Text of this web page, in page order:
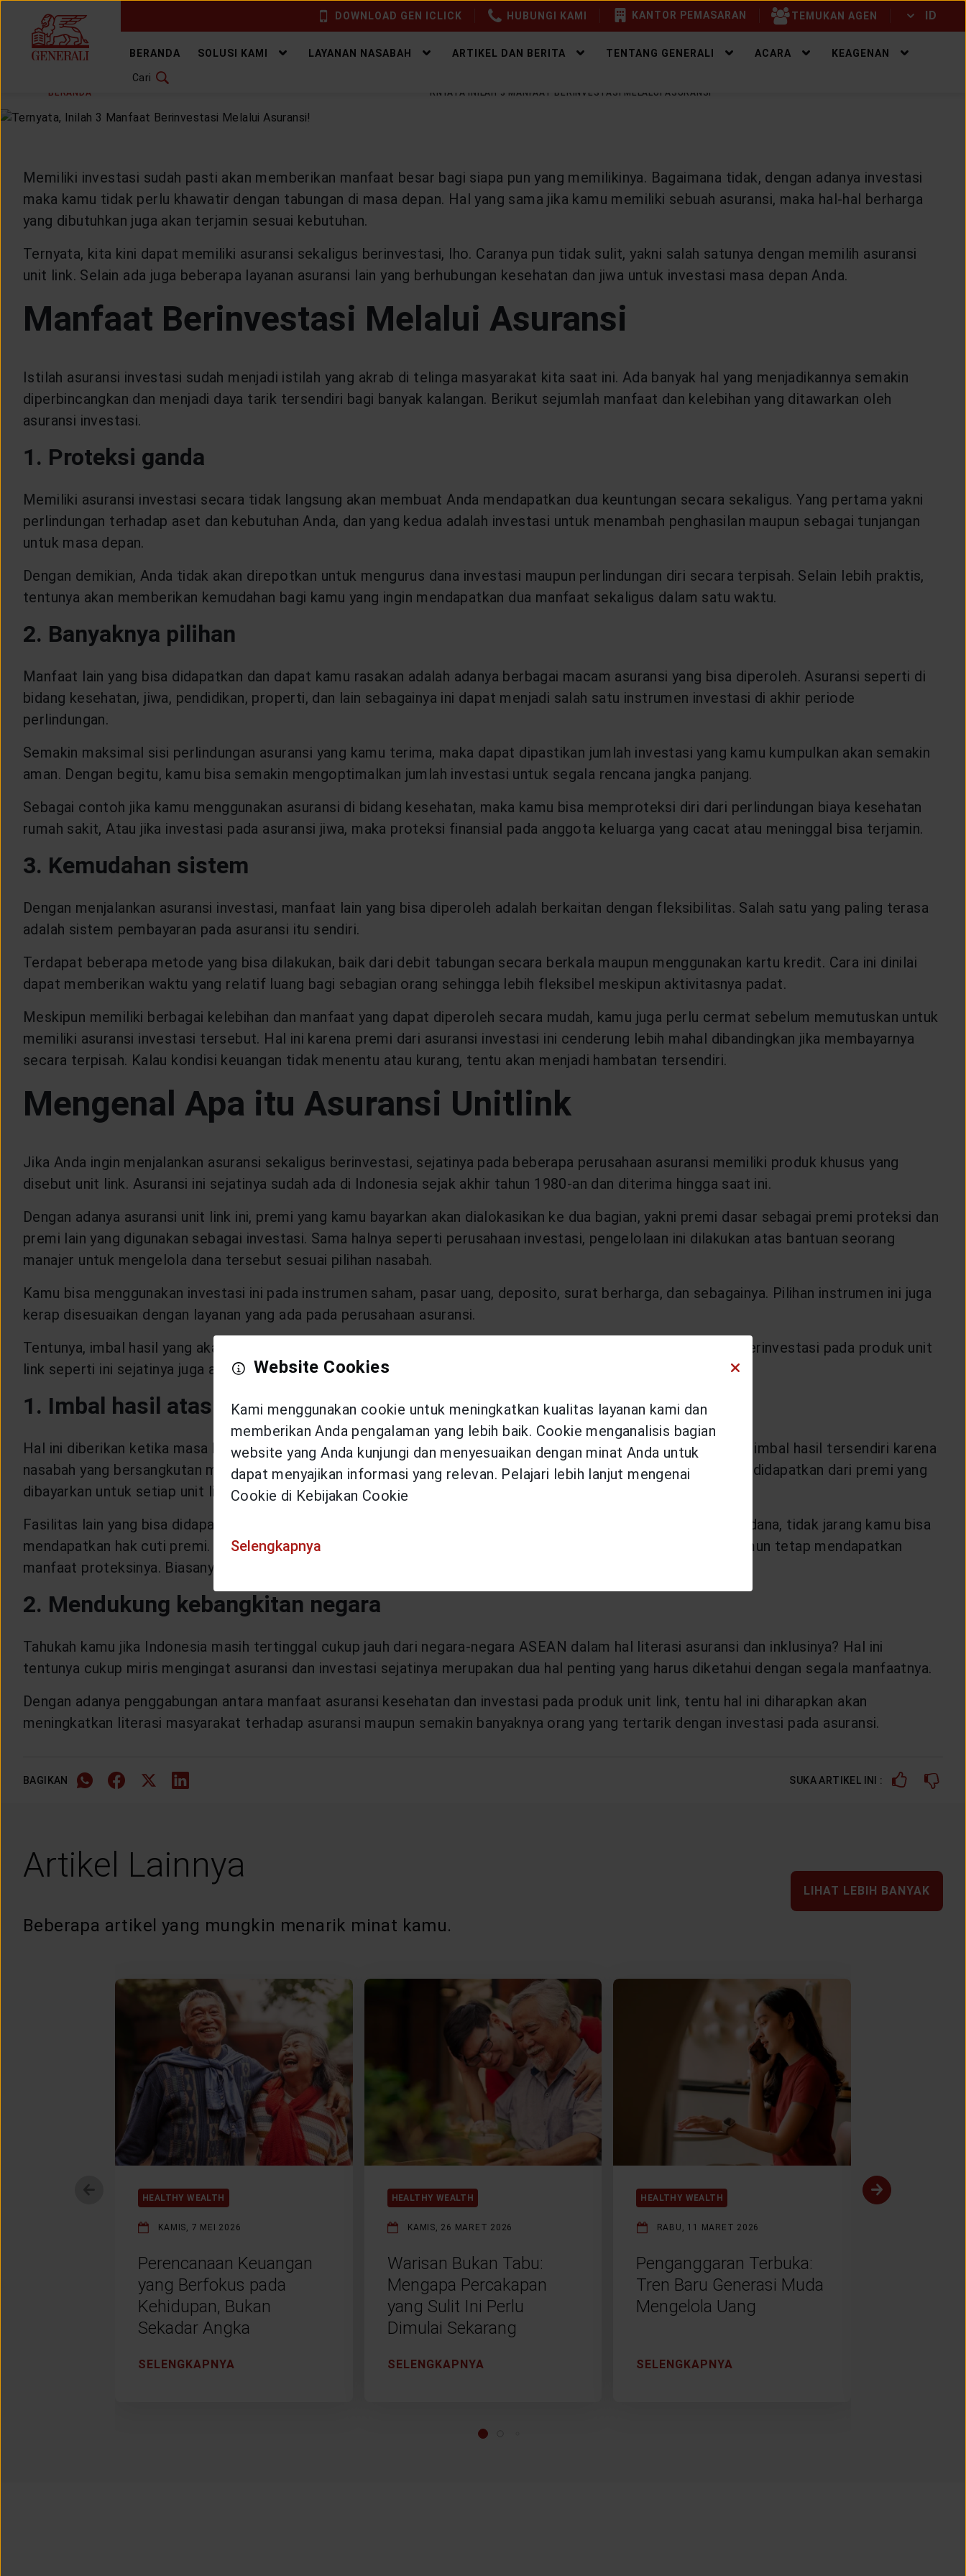
DOWNLOAD GEN ICLICK HUBUNGI KAMI KANTOR PEMASARAN TEMUKAN AGEN ID
BERANDA SOLUSI KAMI LAYANAN NASABAH ARTIKEL DAN BERITA TENTANG GENERALI ACARA KEAGENAN
Cari
BERANDA TERNYATA INILAH 3 MANFAAT BERINVESTASI MELALUI ASURANSI
KAMIS, 2 JUNI 2022
Memiliki investasi sudah pasti akan memberikan manfaat besar bagi siapa pun yang memilikinya. Bagaimana tidak, dengan adanya investasi
maka kamu tidak perlu khawatir dengan tabungan di masa depan. Hal yang sama jika kamu memiliki sebuah asuransi, maka hal-hal berharga
yang dibutuhkan juga akan terjamin sesuai kebutuhan.
Ternyata, kita kini dapat memiliki asuransi sekaligus berinvestasi, lho. Caranya pun tidak sulit, yakni salah satunya dengan memilih asuransi
unit link. Selain ada juga beberapa layanan asuransi lain yang berhubungan kesehatan dan jiwa untuk investasi masa depan Anda.
Manfaat Berinvestasi Melalui Asuransi
Istilah asuransi investasi sudah menjadi istilah yang akrab di telinga masyarakat kita saat ini. Ada banyak hal yang menjadikannya semakin
diperbincangkan dan menjadi daya tarik tersendiri bagi banyak kalangan. Berikut sejumlah manfaat dan kelebihan yang ditawarkan oleh
asuransi investasi.
1. Proteksi ganda
Memiliki asuransi investasi secara tidak langsung akan membuat Anda mendapatkan dua keuntungan secara sekaligus. Yang pertama yakni
perlindungan terhadap aset dan kebutuhan Anda, dan yang kedua adalah investasi untuk menambah penghasilan maupun sebagai tunjangan
untuk masa depan.
Dengan demikian, Anda tidak akan direpotkan untuk mengurus dana investasi maupun perlindungan diri secara terpisah. Selain lebih praktis,
tentunya akan memberikan kemudahan bagi kamu yang ingin mendapatkan dua manfaat sekaligus dalam satu waktu.
2. Banyaknya pilihan
Manfaat lain yang bisa didapatkan dan dapat kamu rasakan adalah adanya berbagai macam asuransi yang bisa diperoleh. Asuransi seperti di
bidang kesehatan, jiwa, pendidikan, properti, dan lain sebagainya ini dapat menjadi salah satu instrumen investasi di akhir periode
perlindungan.
Semakin maksimal sisi perlindungan asuransi yang kamu terima, maka dapat dipastikan jumlah investasi yang kamu kumpulkan akan semakin
aman. Dengan begitu, kamu bisa semakin mengoptimalkan jumlah investasi untuk segala rencana jangka panjang.
Sebagai contoh jika kamu menggunakan asuransi di bidang kesehatan, maka kamu bisa memproteksi diri dari perlindungan biaya kesehatan
rumah sakit, Atau jika investasi pada asuransi jiwa, maka proteksi finansial pada anggota keluarga yang cacat atau meninggal bisa terjamin.
3. Kemudahan sistem
Dengan menjalankan asuransi investasi, manfaat lain yang bisa diperoleh adalah berkaitan dengan fleksibilitas. Salah satu yang paling terasa
adalah sistem pembayaran pada asuransi itu sendiri.
Terdapat beberapa metode yang bisa dilakukan, baik dari debit tabungan secara berkala maupun menggunakan kartu kredit. Cara ini dinilai
dapat memberikan waktu yang relatif luang bagi sebagian orang sehingga lebih fleksibel meskipun aktivitasnya padat.
Meskipun memiliki berbagai kelebihan dan manfaat yang dapat diperoleh secara mudah, kamu juga perlu cermat sebelum memutuskan untuk
memiliki asuransi investasi tersebut. Hal ini karena premi dari asuransi investasi ini cenderung lebih mahal dibandingkan jika membayarnya
secara terpisah. Kalau kondisi keuangan tidak menentu atau kurang, tentu akan menjadi hambatan tersendiri.
Mengenal Apa itu Asuransi Unitlink
Jika Anda ingin menjalankan asuransi sekaligus berinvestasi, sejatinya pada beberapa perusahaan asuransi memiliki produk khusus yang
disebut unit link. Asuransi ini sejatinya sudah ada di Indonesia sejak akhir tahun 1980-an dan diterima hingga saat ini.
Dengan adanya asuransi unit link ini, premi yang kamu bayarkan akan dialokasikan ke dua bagian, yakni premi dasar sebagai premi proteksi dan
premi lain yang digunakan sebagai investasi. Sama halnya seperti perusahaan investasi, pengelolaan ini dilakukan atas bantuan seorang
manajer untuk mengelola dana tersebut sesuai pilihan nasabah.
Kamu bisa menggunakan investasi ini pada instrumen saham, pasar uang, deposito, surat berharga, dan sebagainya. Pilihan instrumen ini juga
kerap disesuaikan dengan layanan yang ada pada perusahaan asuransi.
Tentunya, imbal hasil yang akan didapatkan nantinya juga akan disesuaikan pada instrumen tersebut. Selain itu, berinvestasi pada produk unit
link seperti ini sejatinya juga akan memberikan manfaat yang cukup besar. seperti:
1. Imbal hasil atas premi
Hal ini diberikan ketika masa kontrak sudah habis dan nasabah masih dalam keadaan sehat. Hal ini menjadi suatu imbal hasil tersendiri karena
nasabah yang bersangkutan masih bisa mendapatkan pengembalian dana dari hasil investasinya. Dana inilah yang didapatkan dari premi yang
dibayarkan untuk setiap unit link yang kamu miliki.
Fasilitas lain yang bisa didapatkan oleh nasabah produk unit link, di mana jika kamu sedang mengalami kesulitan dana, tidak jarang kamu bisa
mendapatkan hak cuti premi. Dengan adanya fasilitas ini, kamu bisa tidak membayar premi sementara waktu namun tetap mendapatkan
manfaat proteksinya. Biasanya, jika sudah beberapa tahun menjadi peserta, kamu akan mendapatkan fasilitas ini.
2. Mendukung kebangkitan negara
Tahukah kamu jika Indonesia masih tertinggal cukup jauh dari negara-negara ASEAN dalam hal literasi asuransi dan inklusinya? Hal ini
tentunya cukup miris mengingat asuransi dan investasi sejatinya merupakan dua hal penting yang harus diketahui dengan segala manfaatnya.
Dengan adanya penggabungan antara manfaat asuransi kesehatan dan investasi pada produk unit link, tentu hal ini diharapkan akan
meningkatkan literasi masyarakat terhadap asuransi maupun semakin banyaknya orang yang tertarik dengan investasi pada asuransi.
BAGIKAN SUKA ARTIKEL INI :
Artikel Lainnya
Beberapa artikel yang mungkin menarik minat kamu.
LIHAT LEBIH BANYAK
HEALTHY WEALTH
KAMIS, 7 MEI 2026
Perencanaan Keuangan
yang Berfokus pada
Kehidupan, Bukan
Sekadar Angka
SELENGKAPNYA
HEALTHY WEALTH
KAMIS, 26 MARET 2026
Warisan Bukan Tabu:
Mengapa Percakapan
yang Sulit Ini Perlu
Dimulai Sekarang
SELENGKAPNYA
HEALTHY WEALTH
RABU, 11 MARET 2026
Penganggaran Terbuka:
Tren Baru Generasi Muda
Mengelola Uang
SELENGKAPNYA
HEALTHY
Website Cookies
Kami menggunakan cookie untuk meningkatkan kualitas layanan kami dan
memberikan Anda pengalaman yang lebih baik. Cookie menganalisis bagian
website yang Anda kunjungi dan menyesuaikan dengan minat Anda untuk
dapat menyajikan informasi yang relevan. Pelajari lebih lanjut mengenai
Cookie di Kebijakan Cookie
Selengkapnya
GANTI BAHASA ID EN
DOWNLOAD GEN ICLICK
HUBUNGI KAMI
TEMUKAN AGEN
SOLUSI KAMI
LAYANAN NASABAH
ARTIKEL DAN BERITA
TENTANG GENERALI
KEAGENAN